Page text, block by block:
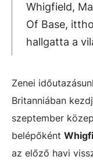
Whigfield,
Of Base,
hallgatta a
Zenei
Britanniában
szeptember
belépőként
az előző havi